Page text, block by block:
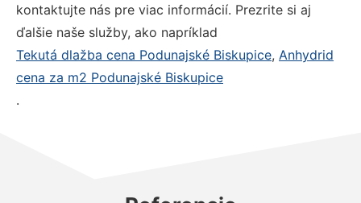
kontaktujte nás pre viac informácií. Prezrite si aj
ďalšie naše služby, ako napríklad
Tekutá dlažba cena Podunajské Biskupice, Anhydrid
cena za m2 Podunajské Biskupice
.